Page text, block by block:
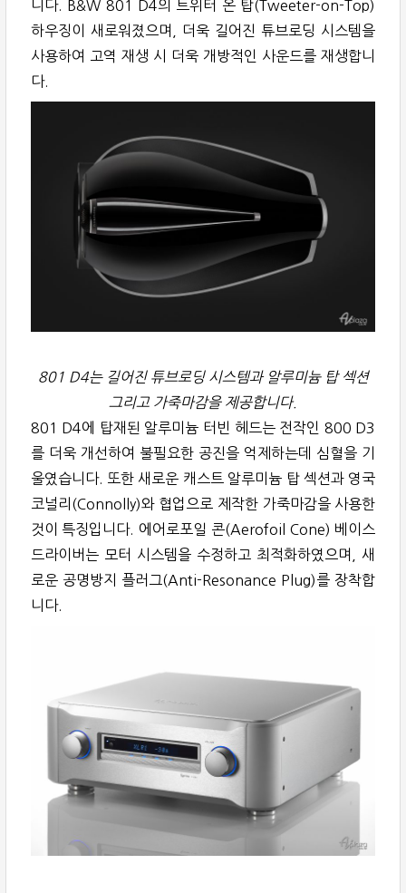
니다. B&W 801 D4의 트위터 온 탑(Tweeter-on-Top)
하우징이 새로워졌으며, 더욱 길어진 튜브로딩 시스템을
사용하여 고역 재생 시 더욱 개방적인 사운드를 재생합니
다.
801 D4는 길어진 튜브로딩 시스템과 알루미늄 탑 섹션
그리고 가죽마감을 제공합니다.
801 D4에 탑재된 알루미늄 터빈 헤드는 전작인 800 D3
를 더욱 개선하여 불필요한 공진을 억제하는데 심혈을 기
울였습니다. 또한 새로운 캐스트 알루미늄 탑 섹션과 영국
코널리(Connolly)와 협업으로 제작한 가죽마감을 사용한
것이 특징입니다. 에어로포일 콘(Aerofoil Cone) 베이스
드라이버는 모터 시스템을 수정하고 최적화하였으며, 새
로운 공명방지 플러그(Anti-Resonance Plug)를 장착합
니다.